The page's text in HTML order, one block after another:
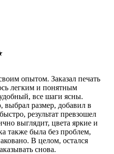
опытом. Заказал печать
легким и понятным
все шаги ясны.
выбрал размер, добавил в
результат превзошел
выглядит, цвета яркие и
также была без проблем,
В целом, остался
снова.